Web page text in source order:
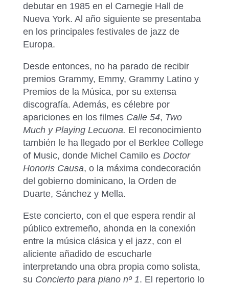
debutar en 1985 en el Carnegie Hall de
Nueva York. Al año siguiente se presentaba
en los principales festivales de jazz de
Europa.
Desde entonces, no ha parado de recibir
premios Grammy, Emmy, Grammy Latino y
Premios de la Música, por su extensa
discografía. Además, es célebre por
apariciones en los filmes Calle 54, Two
Much y Playing Lecuona. El reconocimiento
también le ha llegado por el Berklee College
of Music, donde Michel Camilo es Doctor
Honoris Causa, o la máxima condecoración
del gobierno dominicano, la Orden de
Duarte, Sánchez y Mella.
Este concierto, con el que espera rendir al
público extremeño, ahonda en la conexión
entre la música clásica y el jazz, con el
aliciente añadido de escucharle
interpretando una obra propia como solista,
su Concierto para piano nº 1. El repertorio lo